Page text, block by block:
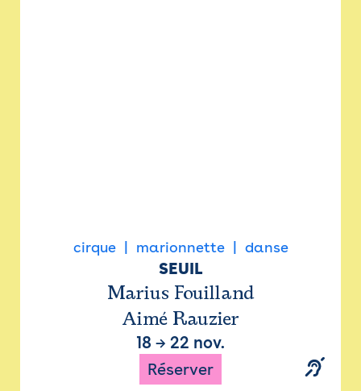
cirque marionnette danse
SEUIL
Marius Fouilland
Aimé Rauzier
18 → 22 nov.
Réserver